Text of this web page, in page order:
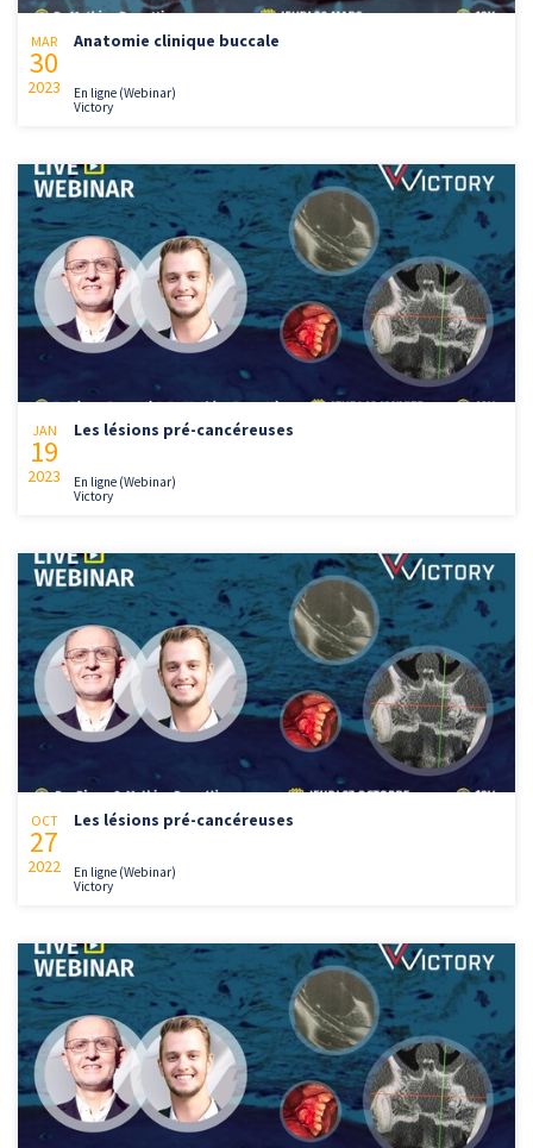
MAR
30
2023
Anatomie clinique buccale
En ligne (Webinar)
Victory
JAN
19
2023
Les lésions pré-cancéreuses
En ligne (Webinar)
Victory
OCT
27
2022
Les lésions pré-cancéreuses
En ligne (Webinar)
Victory